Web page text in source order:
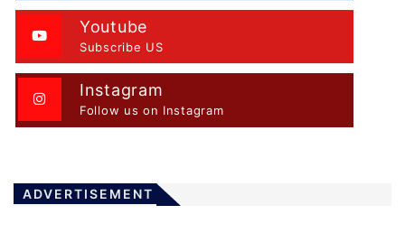
Youtube
Subscribe US
Instagram
Follow us on Instagram
ADVERTISEMENT